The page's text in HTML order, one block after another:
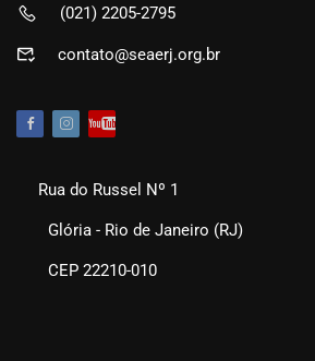
(021) 2205-2795
contato@seaerj.org.br
Rua do Russel Nº 1
Glória - Rio de Janeiro (RJ)
CEP 22210-010